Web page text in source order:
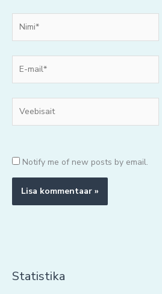
mail*
Notify me of new posts by email.
Statistika